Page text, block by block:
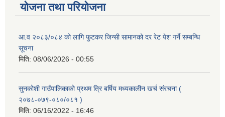
योजना तथा परियोजना
आ.व २०८३/०८४ को लागि फुटकर जिन्सी सामानको दर रेट पेश गर्ने सम्बन्धि
सूचना
मिति: 08/06/2026 - 00:55
सुनकोशी गाउँपालिकाको प्रथम त्रि बर्षिय मध्यकालीन खर्च संरचना (
२०७८-०७९-०८०/०८१ )
मिति: 06/16/2022 - 16:46